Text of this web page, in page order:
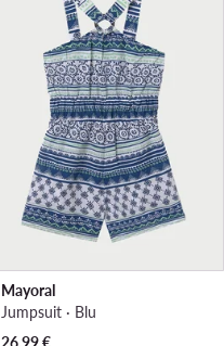
Mayoral
Jumpsuit · Blu
Prezzo attuale
26,99€